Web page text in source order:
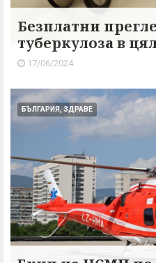
Безплатни
туберкулоза в
17/06/2024
БЪЛГАРИЯ, ЗДРАВЕ